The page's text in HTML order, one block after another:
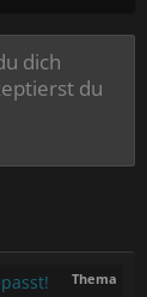
dich
du
Thema